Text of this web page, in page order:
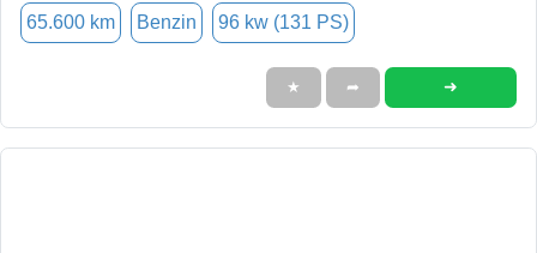
65.600 km Benzin 96 kw (131 PS)
★ ➦ ➜